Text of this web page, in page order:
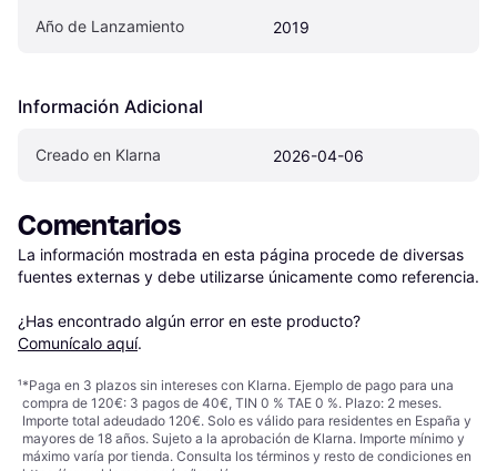
Año de Lanzamiento 2019
Información Adicional
Creado en Klarna 2026-04-06
Comentarios
La información mostrada en esta página procede de diversas
fuentes externas y debe utilizarse únicamente como referencia.
¿Has encontrado algún error en este producto?
Comunícalo aquí.
¹*Paga en 3 plazos sin intereses con Klarna. Ejemplo de pago para una
compra de 120€: 3 pagos de 40€, TIN 0 % TAE 0 %. Plazo: 2 meses.
Importe total adeudado 120€. Solo es válido para residentes en España y
mayores de 18 años. Sujeto a la aprobación de Klarna. Importe mínimo y
máximo varía por tienda. Consulta los términos y resto de condiciones en